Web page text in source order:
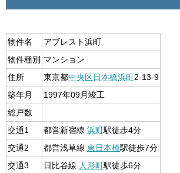
物件名
アブレスト浜町
物件種別 マンション
住所
東京都中央区 日本橋浜町 2-13-9
築年月
1997年09月竣工
総戸数
交通1
都営新宿線 浜町 駅徒歩4分
交通2
都営浅草線 東日本橋駅徒歩7分
交通3
日比谷線 人形町 駅徒歩6分